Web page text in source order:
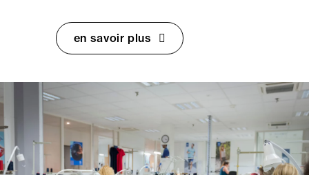
en savoir plus